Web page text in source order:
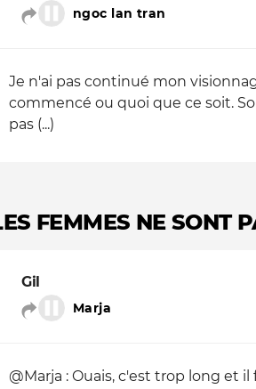
du site ngoc lan tran
Je n'ai pas continué mon
commencé ou quoi que ce soit.
pas (...)
FEMMES NE SONT
Gil
Marja
@Marja : Ouais, c'est trop long et